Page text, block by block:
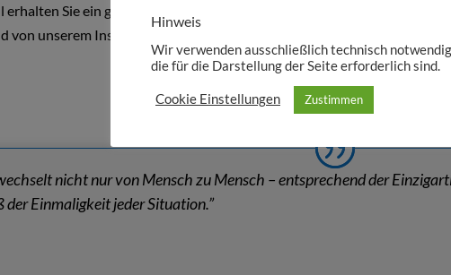
Sie ein gesondertes Zeugnis. Das unten abgebildete
von unserem Institut unterzeichnet wird, kann erhalten, wer alle acht
nicht nur von Mensch zu Mensch – entsprechend der
der Einmaligkeit jeder Situation.”
Hinweis
Wir verwenden ausschließlich technisch
die für die Darstellung der Seite erforderlich sind.
Cookie Einstellungen Zustimmen